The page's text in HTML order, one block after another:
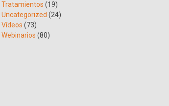
Tratamientos (19)
Uncategorized (24)
Vídeos (73)
Webinarios (80)